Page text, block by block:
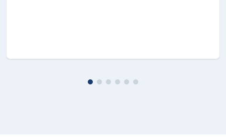
Peso netto